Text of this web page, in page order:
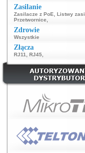
Zasilanie
Zasilacze z PoE Listwy
Przetwornice
Zdrowie
Wszystkie
Złącza
RJ11 RJ45